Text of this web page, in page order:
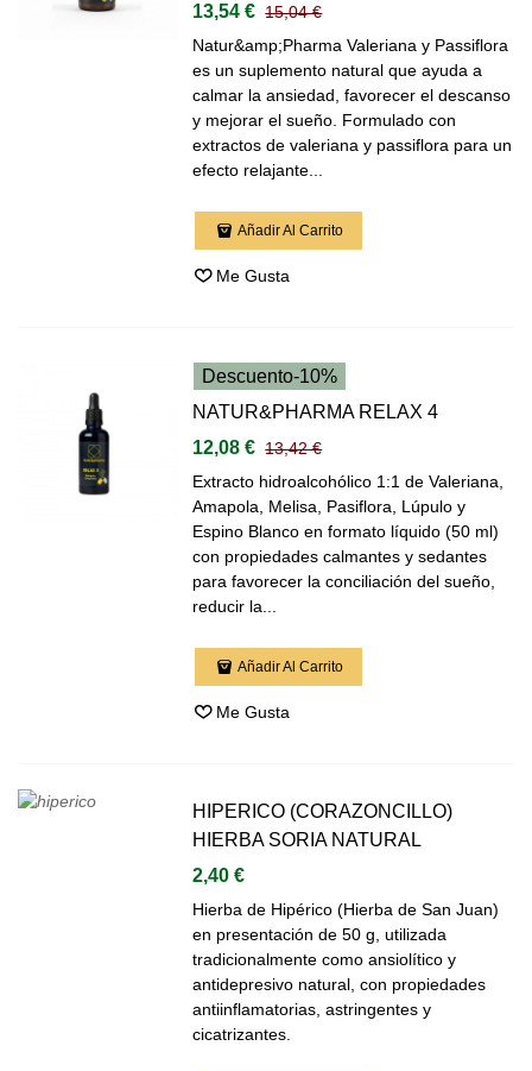
13,54 € 15,04 €
Natur&amp;Pharma Valeriana y Passiflora
es un suplemento natural que ayuda a
calmar la ansiedad, favorecer el descanso
y mejorar el sueño. Formulado con
extractos de valeriana y passiflora para un
efecto relajante...
Añadir Al Carrito
Me Gusta
Descuento-10%
NATUR&PHARMA RELAX 4
12,08 € 13,42 €
Extracto hidroalcohólico 1:1 de Valeriana,
Amapola, Melisa, Pasiflora, Lúpulo y
Espino Blanco en formato líquido (50 ml)
con propiedades calmantes y sedantes
para favorecer la conciliación del sueño,
reducir la...
Añadir Al Carrito
Me Gusta
HIPERICO (CORAZONCILLO)
HIERBA SORIA NATURAL
2,40 €
Hierba de Hipérico (Hierba de San Juan)
en presentación de 50 g, utilizada
tradicionalmente como ansiolítico y
antidepresivo natural, con propiedades
antiinflamatorias, astringentes y
cicatrizantes.